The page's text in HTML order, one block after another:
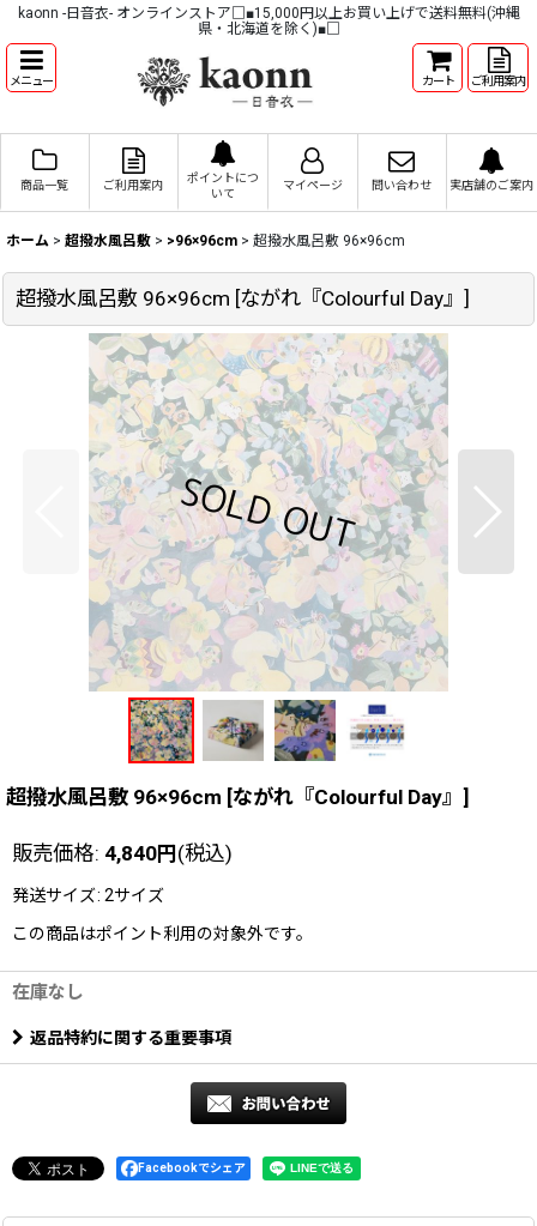
kaonn -日音衣- オンラインストア□■15,000円以上お買い上げで送料無料(沖縄
県・北海道を除く)■□
メニュー カート ご利用案内
商品一覧 ご利用案内
ポイントにつ
いて
マイページ 問い合わせ 実店舗のご案内
ホーム > 超撥水風呂敷 > >96×96cm > 超撥水風呂敷 96×96cm
超撥水風呂敷 96×96cm [ながれ『Colourful Day』 ]
超撥水風呂敷 96×96cm [ながれ『Colourful Day』 ]
販売価格: 4,840円(税込)
発送サイズ: 2サイズ
この商品はポイント利用の対象外です。
在庫なし
返品特約に関する重要事項
Facebookでシェア